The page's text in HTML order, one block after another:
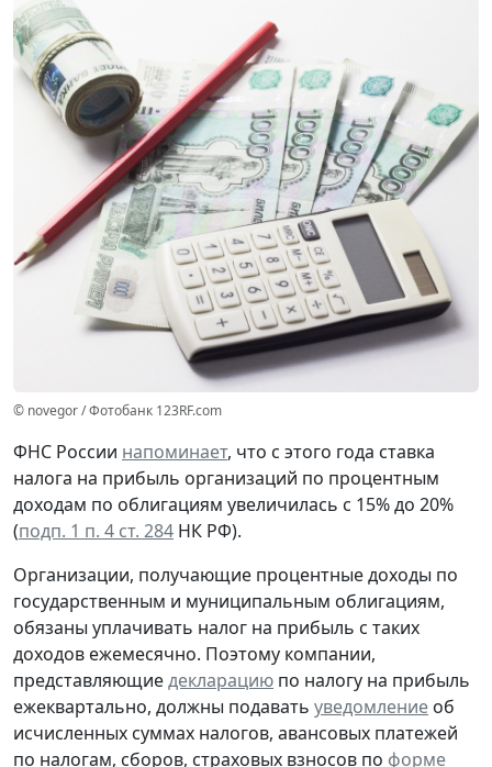
© novegor / Фотобанк 123RF.com
ФНС России напоминает, что с этого года ставка
налога на прибыль организаций по процентным
доходам по облигациям увеличилась с 15% до 20%
(подп. 1 п. 4 ст. 284 НК РФ).
Организации, получающие процентные доходы по
государственным и муниципальным облигациям,
обязаны уплачивать налог на прибыль с таких
доходов ежемесячно. Поэтому компании,
представляющиедекларацию по налогу на прибыль
ежеквартально, должны подавать уведомление об
исчисленных суммах налогов, авансовых платежей
по налогам, сборов, страховых взносов по форме